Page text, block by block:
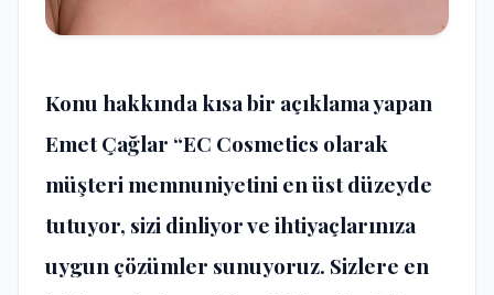
Konu hakkında kısa bir açıklama yapan
Emet Çağlar “EC Cosmetics olarak
müşteri memnuniyetini en üst düzeyde
tutuyor, sizi dinliyor ve ihtiyaçlarınıza
uygun çözümler sunuyoruz. Sizlere en